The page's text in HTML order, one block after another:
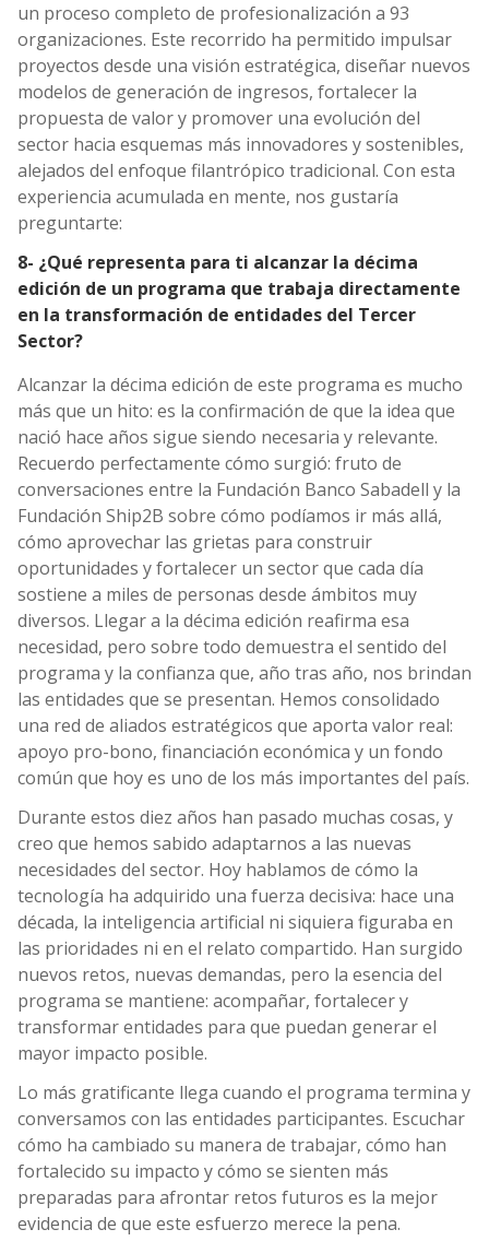
un proceso completo de profesionalización a 93
organizaciones. Este recorrido ha permitido impulsar
proyectos desde una visión estratégica, diseñar nuevos
modelos de generación de ingresos, fortalecer la
propuesta de valor y promover una evolución del
sector hacia esquemas más innovadores y sostenibles,
alejados del enfoque filantrópico tradicional. Con esta
experiencia acumulada en mente, nos gustaría
preguntarte:
8- ¿Qué representa para ti alcanzar la décima
edición de un programa que trabaja directamente
en la transformación de entidades del Tercer
Sector?
Alcanzar la décima edición de este programa es mucho
más que un hito: es la confirmación de que la idea que
nació hace años sigue siendo necesaria y relevante.
Recuerdo perfectamente cómo surgió: fruto de
conversaciones entre la Fundación Banco Sabadell y la
Fundación Ship2B sobre cómo podíamos ir más allá,
cómo aprovechar las grietas para construir
oportunidades y fortalecer un sector que cada día
sostiene a miles de personas desde ámbitos muy
diversos. Llegar a la décima edición reafirma esa
necesidad, pero sobre todo demuestra el sentido del
programa y la confianza que, año tras año, nos brindan
las entidades que se presentan. Hemos consolidado
una red de aliados estratégicos que aporta valor real:
apoyo pro-bono, financiación económica y un fondo
común que hoy es uno de los más importantes del país.
Durante estos diez años han pasado muchas cosas, y
creo que hemos sabido adaptarnos a las nuevas
necesidades del sector. Hoy hablamos de cómo la
tecnología ha adquirido una fuerza decisiva: hace una
década, la inteligencia artificial ni siquiera figuraba en
las prioridades ni en el relato compartido. Han surgido
nuevos retos, nuevas demandas, pero la esencia del
programa se mantiene: acompañar, fortalecer y
transformar entidades para que puedan generar el
mayor impacto posible.
Lo más gratificante llega cuando el programa termina y
conversamos con las entidades participantes. Escuchar
cómo ha cambiado su manera de trabajar, cómo han
fortalecido su impacto y cómo se sienten más
preparadas para afrontar retos futuros es la mejor
evidencia de que este esfuerzo merece la pena.